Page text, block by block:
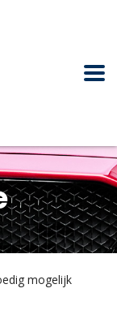
mogelijk